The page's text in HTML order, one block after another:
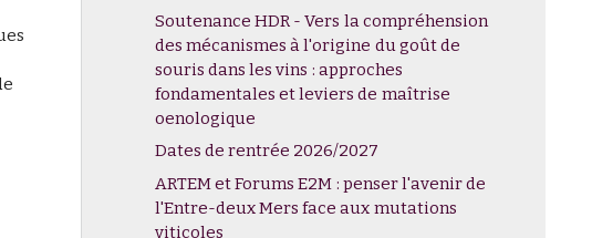
Soutenance HDR - Vers la compréhension
des mécanismes à l'origine du goût de
souris dans les vins : approches
fondamentales et leviers de maîtrise
oenologique
Dates de rentrée 2026/2027
ARTEM et Forums E2M : penser l'avenir de
l'Entre-deux Mers face aux mutations
viticoles